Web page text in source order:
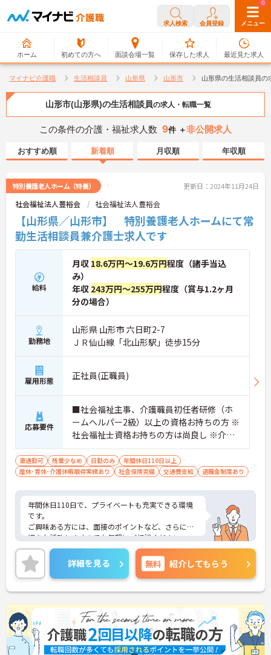
求人検索 会員登録 メニュー
ホーム 初めての方へ 面談会場一覧
0
保存した求人
0
最近見た求人
マイナビ介護職 生活相談員 山形県 山形市 山形県の生活相談員の
山形市(山形県)の生活相談員の求人・転職一覧
この条件の介護・福祉求人数 9件 ＋非公開求人
おすすめ順 新着順 月収順 年収順
特別養護老人ホーム（特養） 更新日：2024年11月24日
社会福祉法人豊裕会 社会福祉法人豊裕会
【山形県／山形市】 特別養護老人ホームにて常
勤生活相談員兼介護士求人です
給料
月収 18.6万円～19.6万円程度（諸手当込
み）
年収 243万円～255万円程度（賞与1.2ヶ月
分の場合）
勤務地
山形県 山形市 六日町2-7
ＪＲ仙山線「北山形駅」徒歩15分
雇用形態 正社員(正職員)
応募要件
■社会福祉主事、介護職員初任者研修（ホ
ームヘルパー2級）以上の資格お持ちの方 ※
社会福祉士資格お持ちの方は尚良し ※介護
施設における経験がある方は尚良し
車通勤可 残業少なめ 日勤のみ
年間休日110日以上
産休･育休･介護休暇取得実績あり
社会保険完備 交通費支給 退職金制度あり
年間休日110日で、プライベートも充実できる環境
です。
ご興味ある方には、面接のポイントなど、さらに詳
細をお話致しますのでお気軽にご相談ください。
詳細を見る 無料 紹介してもらう